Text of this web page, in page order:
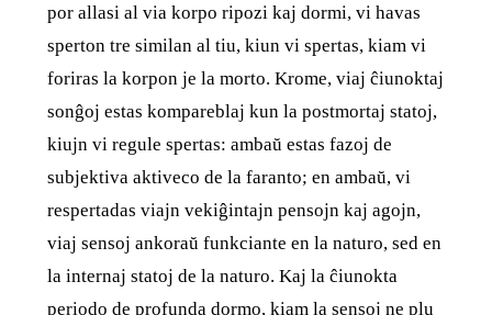
por allasi al via korpo ripozi kaj dormi, vi havas
sperton tre similan al tiu, kiun vi spertas, kiam vi
foriras la korpon je la morto. Krome, viaj ĉiunoktaj
sonĝoj estas kompareblaj kun la postmortaj statoj,
kiujn vi regule spertas: ambaŭ estas fazoj de
subjektiva aktiveco de la faranto; en ambaŭ, vi
respertadas viajn vekiĝintajn pensojn kaj agojn,
viaj sensoj ankoraŭ funkciante en la naturo, sed en
la internaj statoj de la naturo. Kaj la ĉiunokta
periodo de profunda dormo, kiam la sensoj ne plu